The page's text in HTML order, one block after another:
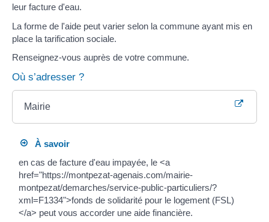
leur facture d'eau.
La forme de l'aide peut varier selon la commune ayant mis en
place la tarification sociale.
Renseignez-vous auprès de votre commune.
Où s’adresser ?
Mairie
À savoir
en cas de facture d'eau impayée, le <a
href="https://montpezat-agenais.com/mairie-
montpezat/demarches/service-public-particuliers/?
xml=F1334">fonds de solidarité pour le logement (FSL)
</a> peut vous accorder une aide financière.